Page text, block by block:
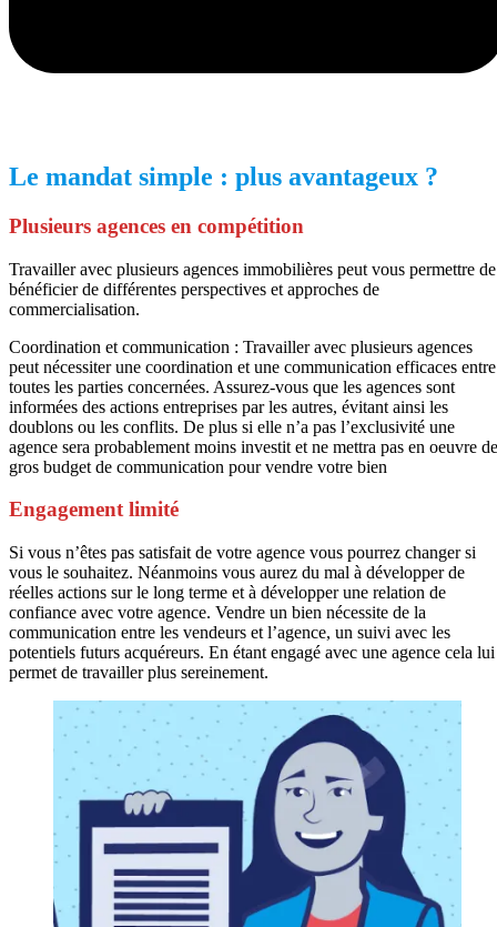
Le mandat simple : plus avantageux ?
Plusieurs agences en compétition
Travailler avec plusieurs agences immobilières peut vous permettre de
bénéficier de différentes perspectives et approches de
commercialisation.
Coordination et communication : Travailler avec plusieurs agences
peut nécessiter une coordination et une communication efficaces entre
toutes les parties concernées. Assurez-vous que les agences sont
informées des actions entreprises par les autres, évitant ainsi les
doublons ou les conflits. De plus si elle n’a pas l’exclusivité une
agence sera probablement moins investit et ne mettra pas en oeuvre de
gros budget de communication pour vendre votre bien
Engagement limité
Si vous n’êtes pas satisfait de votre agence vous pourrez changer si
vous le souhaitez. Néanmoins vous aurez du mal à développer de
réelles actions sur le long terme et à développer une relation de
confiance avec votre agence. Vendre un bien nécessite de la
communication entre les vendeurs et l’agence, un suivi avec les
potentiels futurs acquéreurs. En étant engagé avec une agence cela lui
permet de travailler plus sereinement.